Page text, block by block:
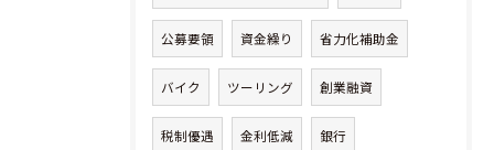
公募要領 資金繰り 省力化補助金
バイク ツーリング 創業融資
税制優遇 金利低減 銀行